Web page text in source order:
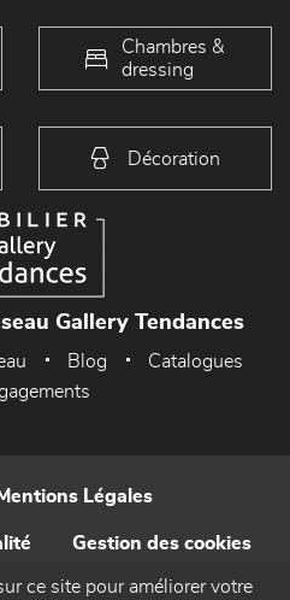
Chambres &
dressing
Décoration
Gallery Tendances
Blog
Catalogues
Mentions Légales
Gestion des cookies
ce site pour améliorer votre